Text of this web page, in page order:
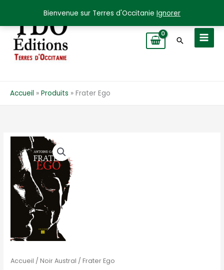
Bienvenue sur Terres d'Occitanie Ignorer
contenu
Accueil Produits Frater Ego
Accueil /Noir Austral / Frater Ego